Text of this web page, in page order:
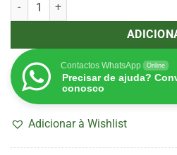
Contactos WhatsApp Online
Precisar de ajuda?
conosco
Adicionar à Wishlist